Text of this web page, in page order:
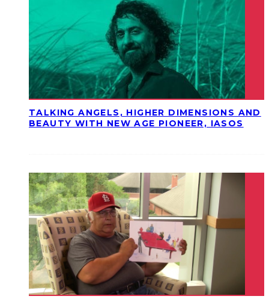
TALKING ANGELS, HIGHER DIMENSIONS AND
BEAUTY WITH NEW AGE PIONEER, IASOS